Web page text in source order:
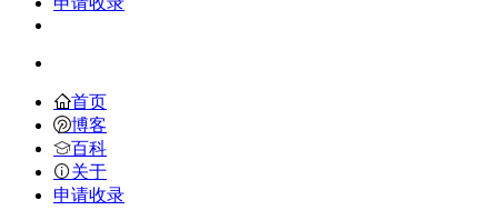
首页
博客
百科
关于
申请收录